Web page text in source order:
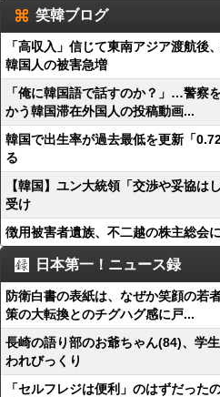
笑韓ブログ
「高収入」信じて東南アジア渡航
韓国人の被害急増
「俺に韓国語で話すのか？」…警察
かう韓国滞在外国人の投稿動画...
韓国で出生率が過去最低を更新「
る
【韓国】ユン大統領「交渉や妥協
受け
徴用被害者遺族、不二越の株主総会
日本第一！ニュース録
防衛白書の表紙は、なぜか笑顔の
策の大転換とのチグハグ感に戸...
長崎の語り部のお爺ちゃん(84)、学
われびっくり
「セルフレジは便利」のはずだっ